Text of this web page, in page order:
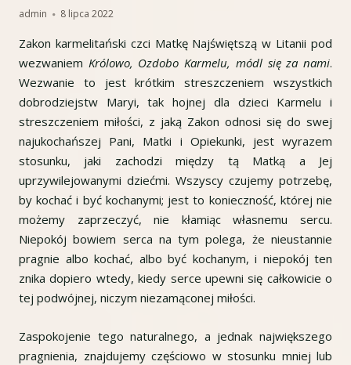
Autor
admin Opublikowano
8 lipca 2022
Zakon karmelitański czci Matkę Najświętszą w Litanii pod
wezwaniem Królowo, Ozdobo Karmelu, módl się za nami.
Wezwanie to jest krótkim streszczeniem wszystkich
dobrodziejstw Maryi, tak hojnej dla dzieci Karmelu i
streszczeniem miłości, z jaką Zakon odnosi się do swej
najukochańszej Pani, Matki i Opiekunki, jest wyrazem
stosunku, jaki zachodzi między tą Matką a Jej
uprzywilejowanymi dziećmi. Wszyscy czujemy potrzebę,
by kochać i być kochanymi; jest to konieczność, której nie
możemy zaprzeczyć, nie kłamiąc własnemu sercu.
Niepokój bowiem serca na tym polega, że nieustannie
pragnie albo kochać, albo być kochanym, i niepokój ten
znika dopiero wtedy, kiedy serce upewni się całkowicie o
tej podwójnej, niczym niezamąconej miłości.
Zaspokojenie tego naturalnego, a jednak największego
pragnienia, znajdujemy częściowo w stosunku mniej lub